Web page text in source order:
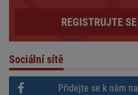
REGISTRUJTE SE
Sociální sítě
Přidejte se k nám na